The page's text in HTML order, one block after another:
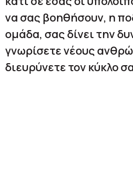
να σας βοηθήσουν, η
ομάδα, σας δίνει την
γνωρίσετε νέους
διευρύνετε τον κύκλο